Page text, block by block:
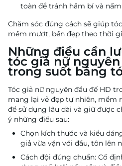
toàn để tránh hầm bí và
Chăm sóc đúng cách sẽ giúp
mềm mượt, bền đẹp theo thời
Những điều cần
tóc giả nữ nguyên
trong suốt bằng
Tóc giả nữ nguyên đầu đế HD
mang lại vẻ đẹp tự nhiên, mềm
để sử dụng lâu dài và giữ được
ý những điều sau:
Chọn kích thước và kiểu
giả vừa vặn với đầu, tôn lên
Cách đội đúng chuẩn: Cố